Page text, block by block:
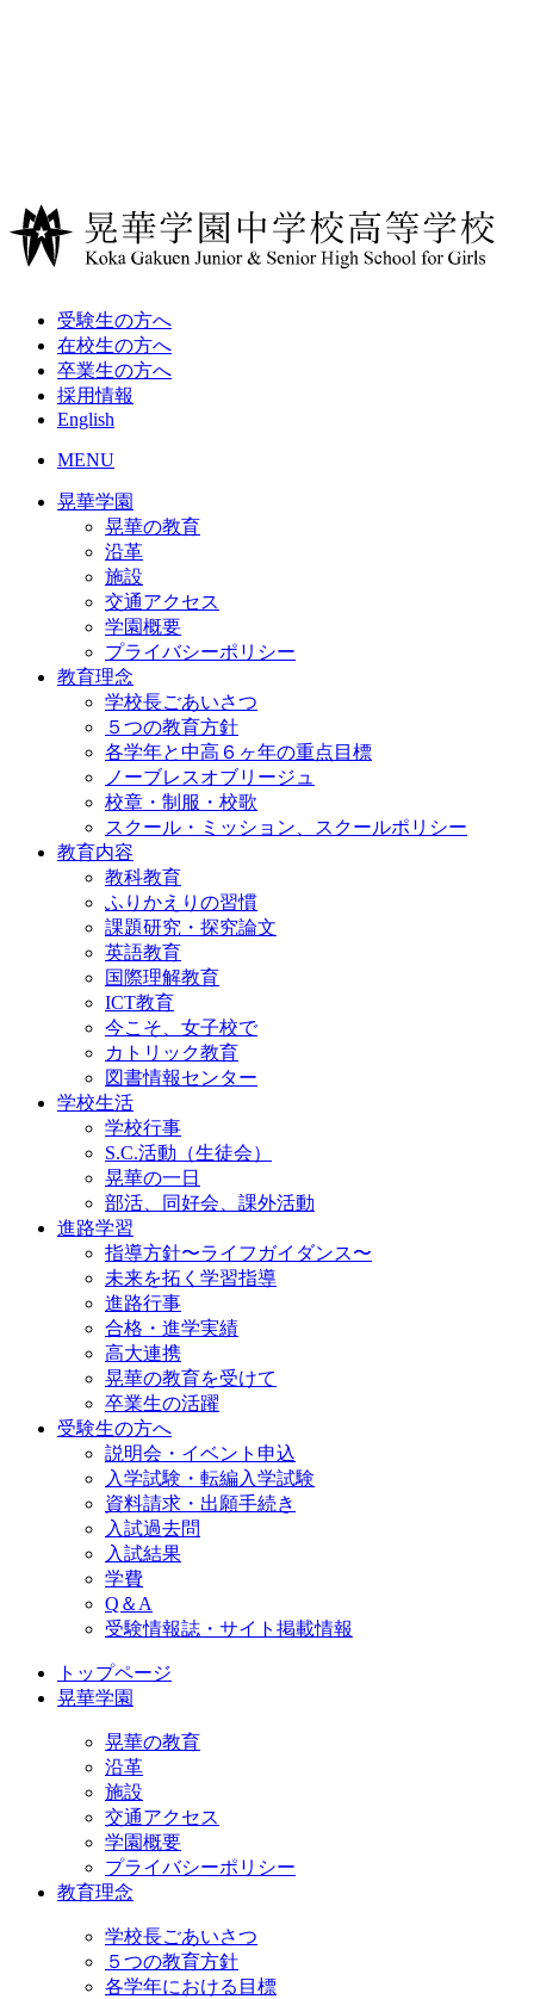
受験生の方へ
在校生の方へ
卒業生の方へ
採用情報
English
MENU
晃華学園
晃華の教育
沿革
施設
交通アクセス
学園概要
プライバシーポリシー
教育理念
学校長ごあいさつ
５つの教育方針
各学年と中高６ヶ年の重点目標
ノーブレスオブリージュ
校章・制服・校歌
スクール・ミッション、スクールポリシー
教育内容
教科教育
ふりかえりの習慣
課題研究・探究論文
英語教育
国際理解教育
ICT教育
今こそ、女子校で
カトリック教育
図書情報センター
学校生活
学校行事
S.C.活動（生徒会）
晃華の一日
部活、同好会、課外活動
進路学習
指導方針〜ライフガイダンス〜
未来を拓く学習指導
進路行事
合格・進学実績
高大連携
晃華の教育を受けて
卒業生の活躍
受験生の方へ
説明会・イベント申込
入学試験・転編入学試験
資料請求・出願手続き
入試過去問
入試結果
学費
Q＆A
受験情報誌・サイト掲載情報
トップページ
晃華学園
晃華の教育
沿革
施設
交通アクセス
学園概要
プライバシーポリシー
教育理念
学校長ごあいさつ
５つの教育方針
各学年における目標